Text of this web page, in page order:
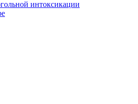
интоксикации